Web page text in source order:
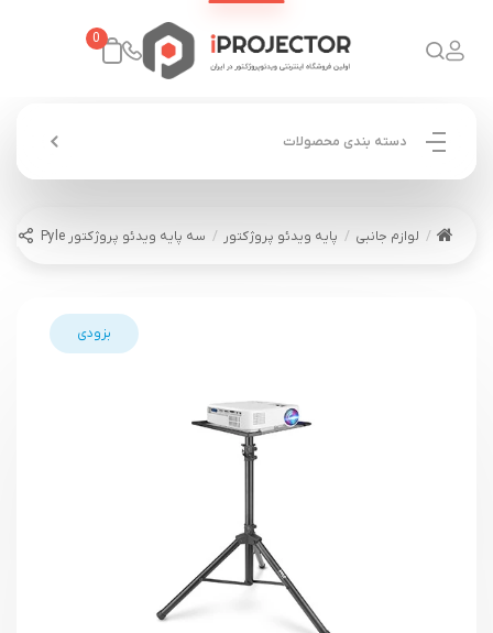
0
دسته بندی محصولات
لوازم جانبی پایه ویدئو پروژکتور سه پایه ویدئو پروژکتور Pyle
بزودی